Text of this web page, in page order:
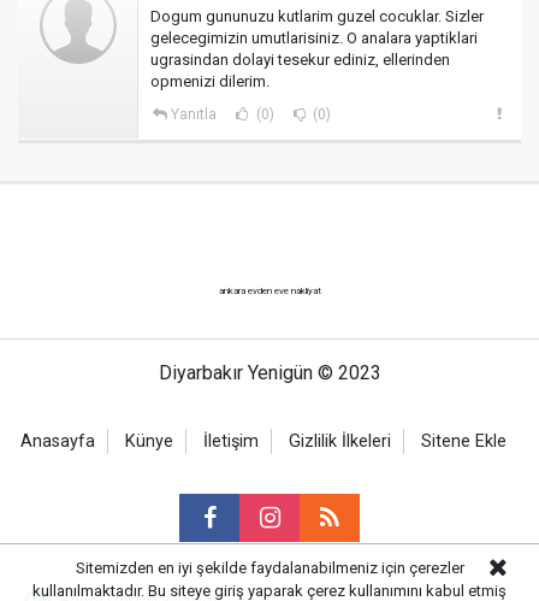
Dogum gununuzu kutlarim guzel cocuklar. Sizler
gelecegimizin umutlarisiniz. O analara yaptiklari
ugrasindan dolayi tesekur ediniz, ellerinden
opmenizi dilerim.
Yanıtla (0) (0)
ankara evden eve nakliyat
Diyarbakır Yenigün © 2023
Anasayfa Künye İletişim Gizlilik İlkeleri Sitene Ekle
Sitemizden en iyi şekilde faydalanabilmeniz için çerezler
kullanılmaktadır. Bu siteye giriş yaparak çerez kullanımını kabul etmiş